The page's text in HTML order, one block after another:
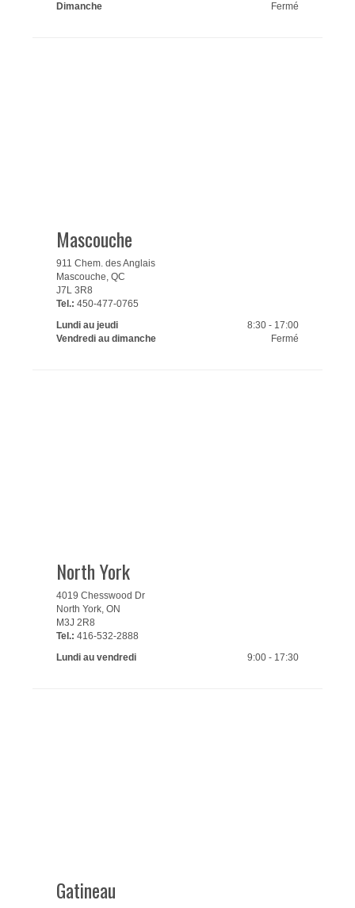
Dimanche
Fermé
Mascouche
911 Chem. des Anglais
Mascouche, QC
J7L 3R8
Tel.: 450-477-0765
Lundi au jeudi
8:30 - 17:00
Vendredi au dimanche
Fermé
North York
4019 Chesswood Dr
North York, ON
M3J 2R8
Tel.: 416-532-2888
Lundi au vendredi
9:00 - 17:30
Gatineau